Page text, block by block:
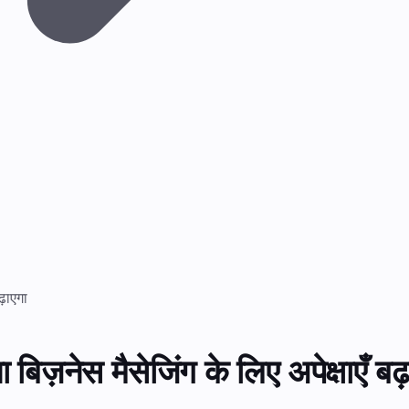
बिज़नेस मैसेजिंग के लिए अपेक्षाएँ